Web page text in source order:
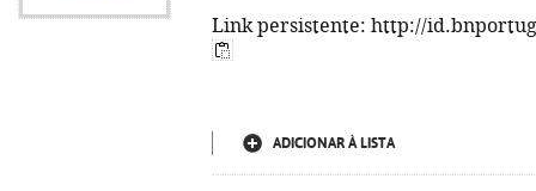
Link persistente: http://
ADICIONAR À LISTA